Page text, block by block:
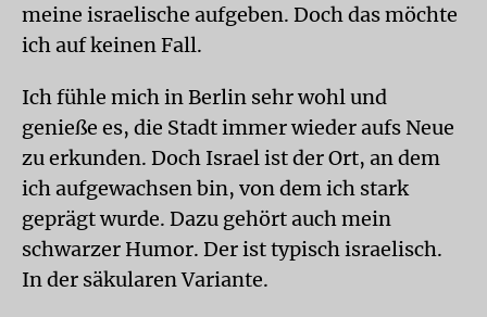
meine israelische aufgeben. Doch das möchte
ich auf keinen Fall.
Ich fühle mich in Berlin sehr wohl und
genieße es, die Stadt immer wieder aufs Neue
zu erkunden. Doch Israel ist der Ort, an dem
ich aufgewachsen bin, von dem ich stark
geprägt wurde. Dazu gehört auch mein
schwarzer Humor. Der ist typisch israelisch.
In der säkularen Variante.